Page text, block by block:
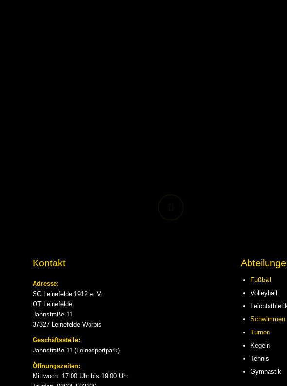
Kontakt
Adresse:
SC Leinefelde 1912 e. V.
OT Leinefelde
Jahnstraße 11
37327 Leinefelde-Worbis
Geschäftsstelle:
Jahnstraße 11 (Leinesportpark)
Öffnungszeiten:
Mittwoch: 17:00 Uhr bis 19:00 Uhr
Fußball
Volleyball
Schwimmen
Turnen
Kegeln
Tennis
Gymnastik